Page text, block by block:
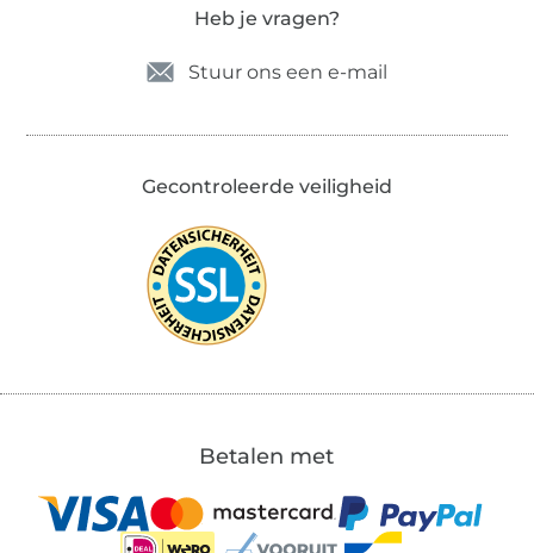
Heb je vragen?
Stuur ons een e-mail
Gecontroleerde veiligheid
Betalen met